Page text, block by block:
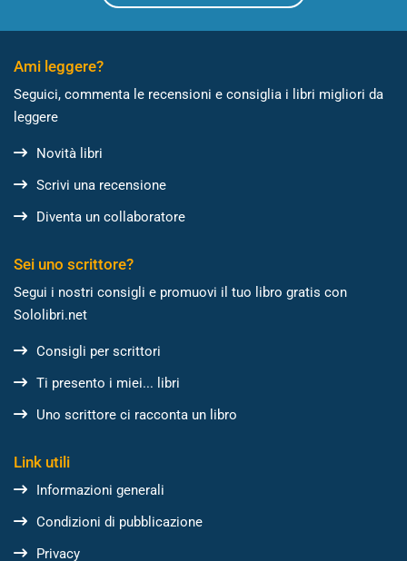
Ami leggere?
Seguici, commenta le recensioni e consiglia i libri migliori da
leggere
Novità libri
Scrivi una recensione
Diventa un collaboratore
Sei uno scrittore?
Segui i nostri consigli e promuovi il tuo libro gratis con
Sololibri.net
Consigli per scrittori
Ti presento i miei... libri
Uno scrittore ci racconta un libro
Link utili
Informazioni generali
Condizioni di pubblicazione
Privacy